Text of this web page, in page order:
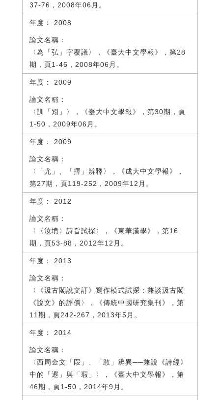
37-76，2008年06月。
2008
〈為「弘」字覆議〉，《臺大中文學報》，第28
期，頁1-46，2008年06月。
2009
〈訓「矧」〉，《臺大中文學報》，第30期，頁
1-50，2009年06月。
2009
〈「尤」、「擇」辨釋〉，《成大中文學報》，
第27期，頁119-252，2009年12月。
2012
〈〈汝墳〉詩旨試探〉，《東華漢學》，第16
期，頁53-88，2012年12月。
2013
〈《汲古閣說文訂》寫作模式試探：兼談汲古閣
《說文》的評價〉，《傳統中國研究集刊》，第
11期，頁242-267，2013年5月。
2014
〈西周金文「叚」、「敢」辨異──兼說《詩經》
中的「遐」與「瑕」〉，《臺大中文學報》，第
46期，頁1-50，2014年9月。